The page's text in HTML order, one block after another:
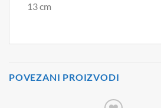
13 cm
POVEZANI PROIZVODI